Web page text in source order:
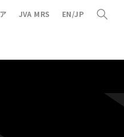
JVA MRS EN/JP